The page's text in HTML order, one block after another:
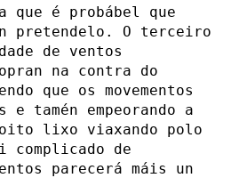
é probábel que
pretendelo. O terceiro
de ventos
na contra do
que os movementos
e tamén empeorando a
lixo viaxando polo
complicado de
parecerá máis un